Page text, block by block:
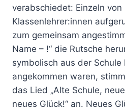
verabschiedet: Einzeln von
Klassenlehrer:innen
zum gemeinsam
Name – !“ die Rutsche
symbolisch aus der
angekommen waren,
das Lied „Alte Schule,
neues Glück!“ an. Neues